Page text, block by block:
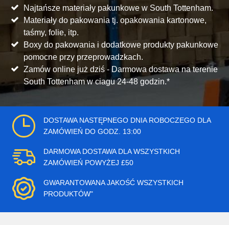
Najtańsze materiały pakunkowe w South Tottenham.
Materiały do pakowania tj. opakowania kartonowe,
taśmy, folie, itp.
Boxy do pakowania i dodatkowe produkty pakunkowe
pomocne przy przeprowadzkach.
Zamów online już dziś - Darmowa dostawa na terenie
South Tottenham w ciagu 24-48 godzin.*
DOSTAWA NASTĘPNEGO DNIA ROBOCZEGO DLA
ZAMÓWIEŃ DO GODZ. 13:00
DARMOWA DOSTAWA DLA WSZYSTKICH
ZAMÓWIEŃ POWYŻEJ £50
GWARANTOWANA JAKOŚĆ WSZYSTKICH
PRODUKTÓW"